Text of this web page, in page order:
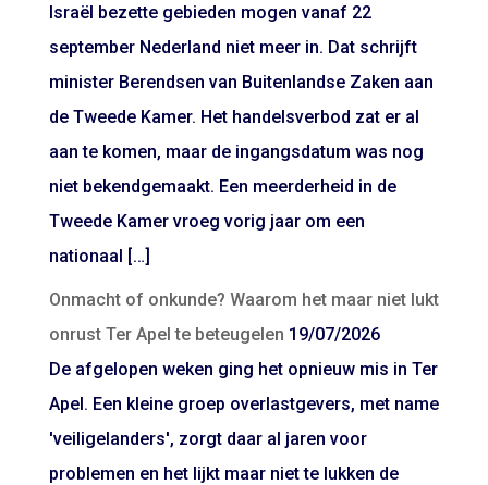
Israël bezette gebieden mogen vanaf 22
september Nederland niet meer in. Dat schrijft
minister Berendsen van Buitenlandse Zaken aan
de Tweede Kamer. Het handelsverbod zat er al
aan te komen, maar de ingangsdatum was nog
niet bekendgemaakt. Een meerderheid in de
Tweede Kamer vroeg vorig jaar om een
nationaal […]
Onmacht of onkunde? Waarom het maar niet lukt
onrust Ter Apel te beteugelen 19/07/2026
De afgelopen weken ging het opnieuw mis in Ter
Apel. Een kleine groep overlastgevers, met name
'veiligelanders', zorgt daar al jaren voor
problemen en het lijkt maar niet te lukken de